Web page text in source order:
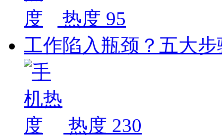
热度 95
工作陷入瓶颈？五大
热度 230